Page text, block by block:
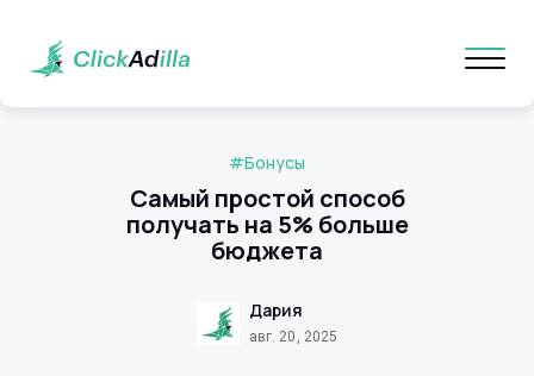
Самый простой способ
получать на 5% больше
бюджета
#Бонусы
Дария
авг. 20, 2025